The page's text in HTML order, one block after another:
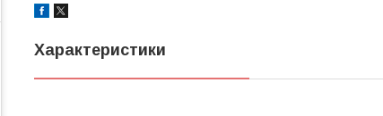
Характеристики